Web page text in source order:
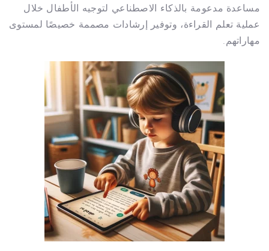
مساعدة مدعومة بالذكاء الاصطناعي لتوجيه الأطفال خلال
عملية تعلم القراءة، وتوفير إرشادات مصممة خصيصًا لمستوى
مهاراتهم.